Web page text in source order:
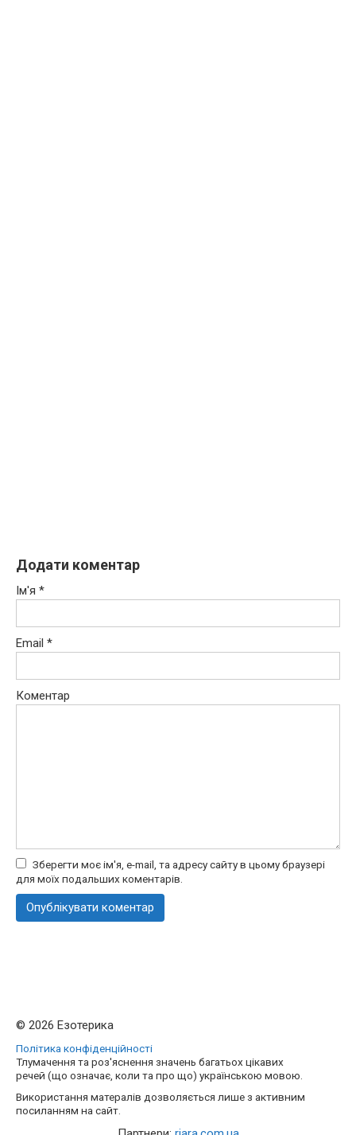
Додати коментар
Ім'я *
Email *
Коментар
Зберегти моє ім'я, e-mail, та адресу сайту в цьому браузері
для моїх подальших коментарів.
© 2026 Езотерика
Політика конфіденційності
Тлумачення та роз'яснення значень багатьох цікавих
речей (що означає, коли та про що) українською мовою.
Використання матералів дозволяється лише з активним
посиланням на сайт.